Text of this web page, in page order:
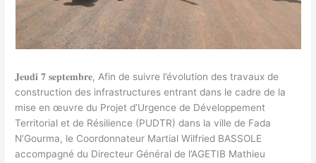
𝐉𝐞𝐮𝐝𝐢 𝟕 𝐬𝐞𝐩𝐭𝐞𝐦𝐛𝐫𝐞, Afin de suivre l’évolution des travaux de
construction des infrastructures entrant dans le cadre de la
mise en œuvre du Projetd’Urgence de Développement
Territorial et de Résilience (PUDTR) dans la ville de Fada
N’Gourma, le Coordonnateur Martial Wilfried BASSOLE
accompagné du Directeur Général de l’AGETIB Mathieu